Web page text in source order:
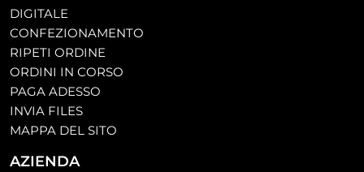
DIGITALE
CONFEZIONAMENTO
RIPETI ORDINE
ORDINI IN CORSO
PAGA ADESSO
INVIA FILES
MAPPA DEL SITO
AZIENDA